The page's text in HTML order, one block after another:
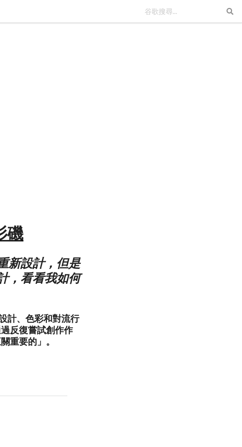
磯
新設計，但是
，看看我如何
計、色彩和對流行
反復嘗試創作作
重要的」。